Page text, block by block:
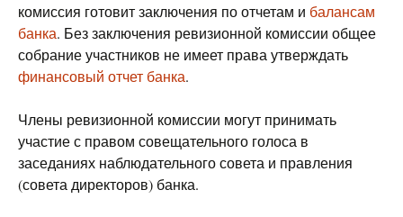
комиссия готовит заключения по отчетам и балансам
банка. Без заключения ревизионной комиссии общее
собрание участников не имеет права утверждать
финансовый отчет банка.
Члены ревизионной комиссии могут принимать
участие с правом совещательного голоса в
заседаниях наблюдательного совета и правления
(совета директоров) банка.